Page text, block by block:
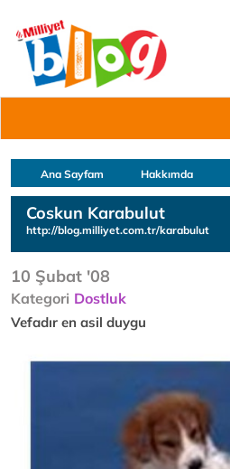
Ana Sayfam Hakkımda
Coskun Karabulut
http://blog.milliyet.com.tr/karabulut
10 Şubat '08
Kategori Dostluk
Vefadır en asil duygu